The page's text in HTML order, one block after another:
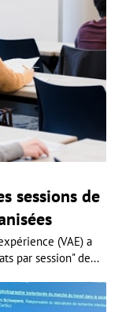
sessions de
(VAE) a
par session" de...